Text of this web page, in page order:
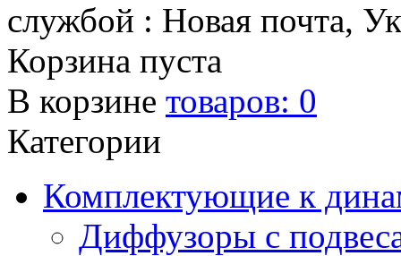
службой : Новая почта,
Корзина пуста
В корзине товаров: 0
Категории
Комплектующие к
Диффузоры с